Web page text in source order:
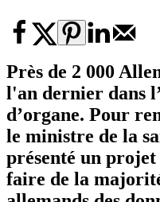
Près de 2 000
l'an dernier dans
d’organe. Pour
le ministre de la
présenté un
faire de la